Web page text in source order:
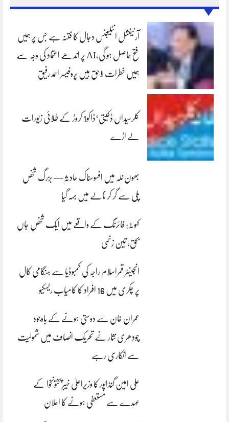
آرٹیفشل انٹلیجنس دجال کا فتنہ ہے جس پر ہمیں
فتح حاصل ہو گی،AI پر اندھے اعتماد کی وجہ سے
ہمیں خطرات لاحق ہیں پروفیسر احمد رفیق
کلرسیداں ڈکیتی‘ڈاکو1 کروڑ کے طلائی زیورات
لے اڑے
بھون نلہ میں افسوسناک حادثہ — بزرگ شخص
پلی سے گر کر نالے میں بہہ گیا
کہوٹہ: فائرنگ کے واقعے میں ایک شخص جاں
بحق، تین زخمی
انجینئر قمراسلام راجہ کی کمبوڈیا سے ہنگامی کال
پر چکری میں 16 افراد کا کامیاب ریسکیو
عمران خان سے دوستی ہونے کے باوجود
چودھری نثار نے تحریک انصاف میں شمولیت
سے انکاری رہے
علی امین گنڈاپور کا وزیراعلیٰ خیبرپختونخوا کے
عہدے سے مستعفی ہونے کا اعلان